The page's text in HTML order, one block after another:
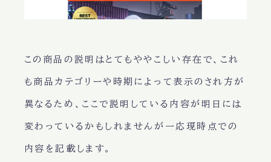
この商品の説明はとてもややこしい存在で、これ
も商品カテゴリーや時期によって表示のされ方が
異なるため、ここで説明している内容が明日には
変わっているかもしれませんが一応現時点での
内容を記載します。